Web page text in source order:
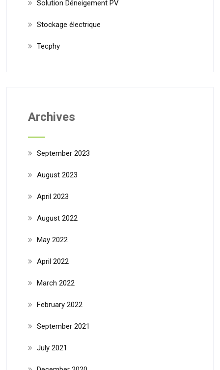
Solution Déneigement PV
Stockage électrique
Tecphy
Archives
September 2023
August 2023
April 2023
August 2022
May 2022
April 2022
March 2022
February 2022
September 2021
July 2021